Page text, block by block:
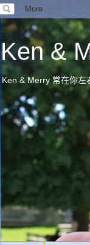
Ken &
Ken & Merry 常在你左